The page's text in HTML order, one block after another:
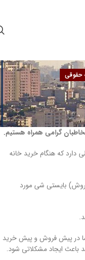
حقوقی
گرامی همراه هستیم.
که هنگام خرید خانه
فروش) بایستی شی مورد
در پیش فروش و پیش خرید
باعث ایجاد مشکلاتی شود.